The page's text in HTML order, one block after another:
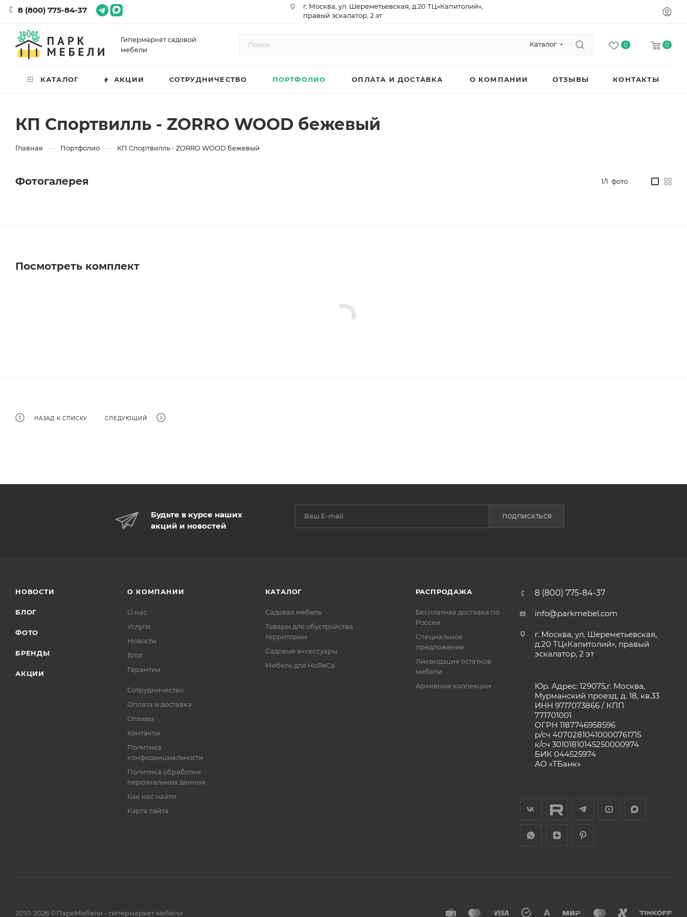
8 (800) 775-84-37
г. Москва, ул. Шереметьевская, д.20 ТЦ«Капитолий»,
правый эскалатор, 2 эт
р/сч 40702810410000761715
Гипермаркет садовой
мебели
Каталог 0 0
КАТАЛОГ АКЦИИ СОТРУДНИЧЕСТВО ПОРТФОЛИО ОПЛАТА И ДОСТАВКА О КОМПАНИИ ОТЗЫВЫ КОНТАКТЫ
КП Спортвилль - ZORRO WOOD бежевый
Главная — Портфолио — КП Спортвилль - ZORRO WOOD бежевый
Фотогалерея 1/1 фото
Посмотреть комплект
НАЗАД К СПИСКУ СЛЕДУЮЩИЙ
Будьте в курсе наших
акций и новостей
ПОДПИСАТЬСЯ
НОВОСТИ
БЛОГ
ФОТО
БРЕНДЫ
АКЦИИ
О КОМПАНИИ
О нас
Услуги
Новости
Блог
Гарантии
Сотрудничество
Оплата и доставка
Отзывы
Контакты
Политика
конфиденциальности
Политика обработки
персональных данных
Как нас найти
Карта сайта
КАТАЛОГ
Садовая мебель
Товары для обустройства
территории
Садовые аксессуары
Мебель для HoReCa
РАСПРОДАЖА
Бесплатная доставка по
России
Специальное
предложение
Ликвидация остатков
мебели
Архивные коллекции
8 (800) 775-84-37
info@parkmebel.com
г. Москва, ул. Шереметьевская,
д.20 ТЦ«Капитолий», правый
эскалатор, 2 эт
Юр. Адрес: 129075,г. Москва,
Мурманский проезд, д. 18, кв.33
ИНН 9717073866 / КПП
771701001
ОГРН 1187746958596
р/сч 40702810410000761715
к/сч 30101810145250000974
БИК 044525974
АО «ТБанк»
2010-2026 ©ПаркМебели - гипермаркет мебели: